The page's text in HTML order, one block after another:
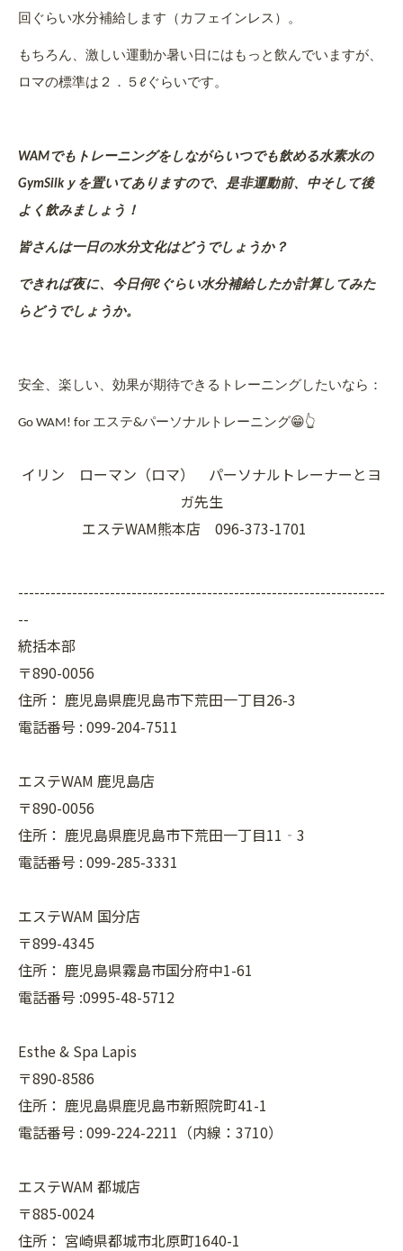
回ぐらい水分補給します（カフェインレス）。
もちろん、激しい運動か暑い日にはもっと飲んでいますが、
ロマの標準は２．５ ℓ ぐらいです。
WAM でもトレーニングをしながらいつでも飲める水素水の
GymSilkｙ を置いてありますので、是非運動前、中そして後
よく飲みましょう！
皆さんは一日の水分文化はどうでしょうか？
できれば夜に、今日何ℓ ぐらい水分補給したか計算してみた
らどうでしょうか。
安全、楽しい、効果が期待できるトレーニングしたいなら：
Go WAM! for エステ&パーソナルトレーニング😁👆
イリン ローマン（ロマ） パーソナルトレーナーとヨ
ガ先生
エステWAM熊本店 096-373-1701
--------------------------------------------------------------------
--
統括本部
〒890-0056
住所： 鹿児島県鹿児島市下荒田一丁目26-3
電話番号 : 099-204-7511
エステWAM 鹿児島店
〒890-0056
住所： 鹿児島県鹿児島市下荒田一丁目11‐3
電話番号 : 099-285-3331
エステWAM 国分店
〒899-4345
住所： 鹿児島県霧島市国分府中1-61
電話番号 :0995-48-5712
Esthe & Spa Lapis
〒890-8586
住所： 鹿児島県鹿児島市新照院町41-1
電話番号 : 099-224-2211（内線：3710）
エステWAM 都城店
〒885-0024
住所： 宮崎県都城市北原町1640-1